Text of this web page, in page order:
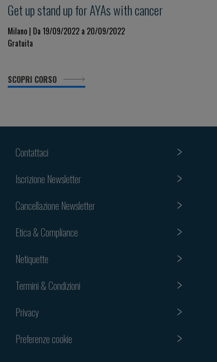
Get up stand up for AYAs with cancer
Milano | Da 19/09/2022 a 20/09/2022
Gratuita
SCOPRI CORSO
Contattaci
Iscrizione Newsletter
Cancellazione Newsletter
Etica & Compliance
Netiquette
Termini & Condizioni
Privacy
Preferenze cookie